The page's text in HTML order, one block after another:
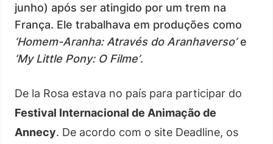
junho) após ser atingido por um trem na
França. Ele trabalhava em produções como
‘Homem-Aranha: Através do Aranhaverso’e
‘My Little Pony: O Filme’.
De la Rosa estava no país para participar do
Festival Internacional de Animação de
Annecy. De acordo com o site Deadline, os